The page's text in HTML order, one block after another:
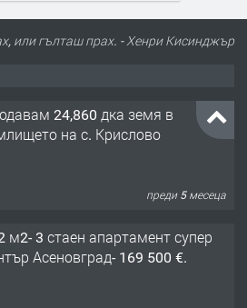
или гълташ прах. - Хенри Кисинджър
24,860 дка земя в
на с. Крислово
преди 5 месеца
м2- 3 стаен апартамент супер
Асеновград- 169 500 €.